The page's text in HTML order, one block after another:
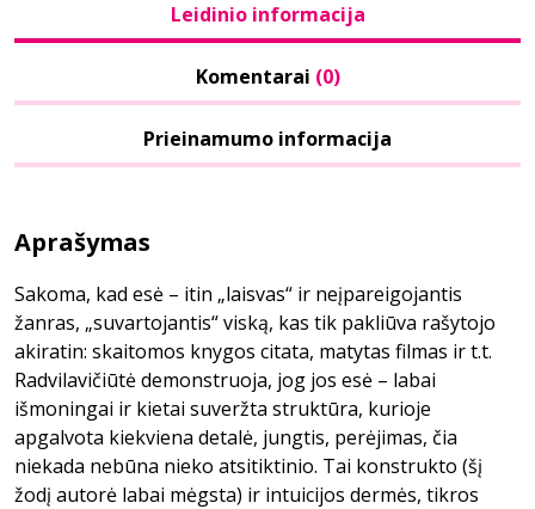
Leidinio informacija
Komentarai (0)
Prieinamumo informacija
Aprašymas
Sakoma, kad esė – itin „laisvas“ ir neįpareigojantis
žanras, „suvartojantis“ viską, kas tik pakliūva rašytojo
akiratin: skaitomos knygos citata, matytas filmas ir t.t.
Radvilavičiūtė demonstruoja, jog jos esė – labai
išmoningai ir kietai suveržta struktūra, kurioje
apgalvota kiekviena detalė, jungtis, perėjimas, čia
niekada nebūna nieko atsitiktinio. Tai konstrukto (šį
žodį autorė labai mėgsta) ir intuicijos dermės, tikros